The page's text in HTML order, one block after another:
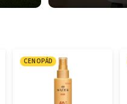
CENOPÁD